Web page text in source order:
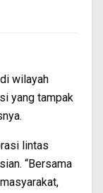
wilayah
yang tampak
lintas
“Bersama